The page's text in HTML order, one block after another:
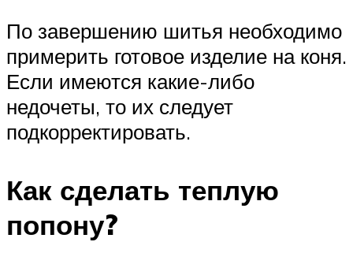
По завершению шитья необходимо
примерить готовое изделие на коня.
Если имеются какие-либо
недочеты, то их следует
подкорректировать.
Как сделать теплую
попону?